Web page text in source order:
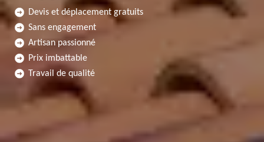
Devis et déplacement gratuits
Sans engagement
Artisan passionné
Prix imbattable
Travail de qualité